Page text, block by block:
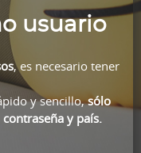
usuario
, es necesario tener
y sencillo,sólo
y país.